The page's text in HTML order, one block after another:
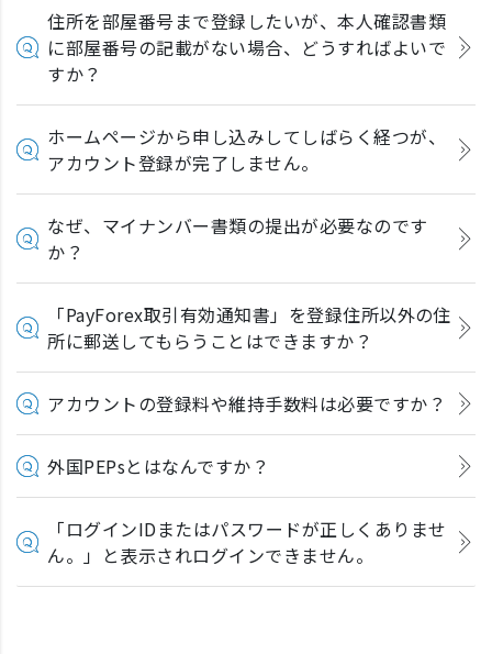
住所を部屋番号まで登録したいが、本人確認書類
に部屋番号の記載がない場合、どうすればよいで
すか？
ホームページから申し込みしてしばらく経つが、
アカウント登録が完了しません。
なぜ、マイナンバー書類の提出が必要なのです
か？
「PayForex取引有効通知書」を登録住所以外の住
所に郵送してもらうことはできますか？
アカウントの登録料や維持手数料は必要ですか？
外国PEPsとはなんですか？
「ログインIDまたはパスワードが正しくありませ
ん。」と表示されログインできません。